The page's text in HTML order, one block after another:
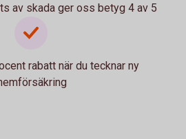
av skada ger oss betyg 4 av 5
rabatt när du tecknar ny